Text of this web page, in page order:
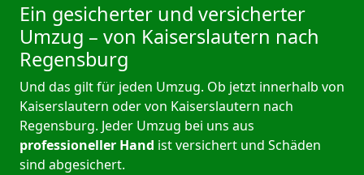
Ein gesicherter und versicherter
Umzug – von Kaiserslautern nach
Regensburg
Und das gilt für jeden Umzug. Ob jetzt innerhalb von
Kaiserslautern oder von Kaiserslautern nach
Regensburg. Jeder Umzug bei uns aus
professioneller Hand ist versichert und Schäden
sind abgesichert.